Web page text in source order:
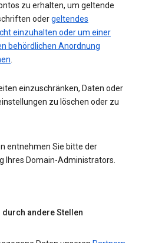
zu erhalten, um geltende
odergeltendes
einzuhalten oder um einer
behördlichen Anordnung
.
einzuschränken, Daten oder
zu löschen oder zu
entnehmen Sie bitte der
Ihres Domain-Administrators.
andere Stellen